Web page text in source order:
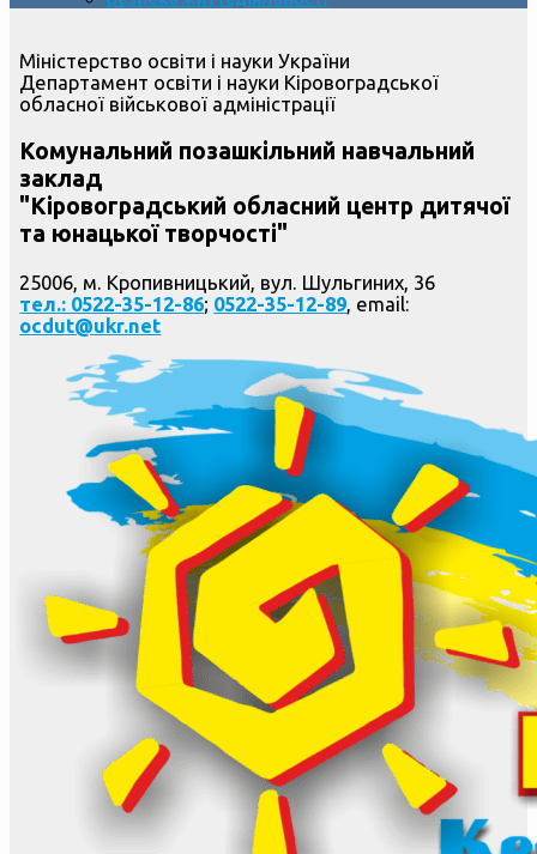
Міністерство освіти і науки України
Департамент освіти і науки Кіровоградської
обласної військової адміністрації
Комунальний позашкільний навчальний
заклад
"Кіровоградський обласний центр дитячої
та юнацької творчості"
25006, м. Кропивницький, вул. Шульгиних, 36
тел.: 0522-35-12-86; 0522-35-12-89, email:
ocdut@ukr.net